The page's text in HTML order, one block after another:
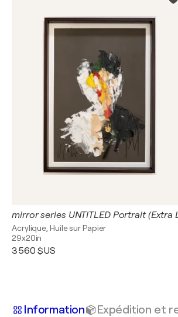
Acrylique, Huile sur Papier
29x20in
3 560 $US
Information Expédition et